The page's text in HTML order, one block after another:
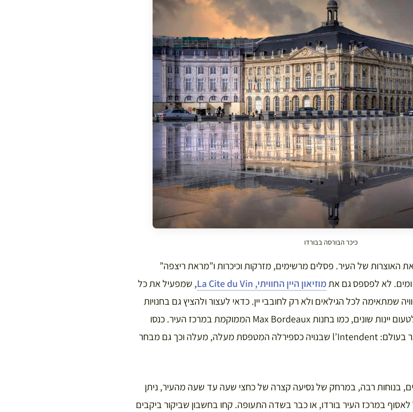
כיכר הבורסה בבורדו
האוצרות של העיר. פסלים מרשימים, מזרקות וכיכרות ו”מראת ריצפה”
לא לפספס גם אתמוזיאון היין החוויתי, La Cite du Vin
, שמפעיל את כל
שמתאימה לכל הגילאים ולא רק לחובבי יין. כדאי לעצור ולהציץ גם בחנויות
היין המרשימות, בחלקן ניתן יהיה לטעום יינות שונים, כמו בחנות Max Bordeaux הממוקמת במרכז העיר. כנסו
להציץ גם בחנות היין מהיפות ביותר בעולם: l’Intendent שבנויה כספירלה המטפסת מעלה, מעלה וכך גם מבחר
בנוחות רבה, במרחק של נסיעה קצרה של כחצי שעה עד שעה מהעיר, ניתן
במרכז העיר בורדו, או כבר בשדה התעופה. קחו בחשבון שביקור ביקבים